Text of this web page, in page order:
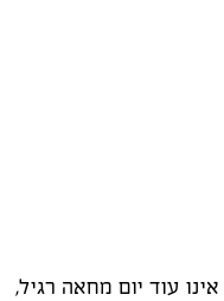
עוד יום מחאה רגיל,